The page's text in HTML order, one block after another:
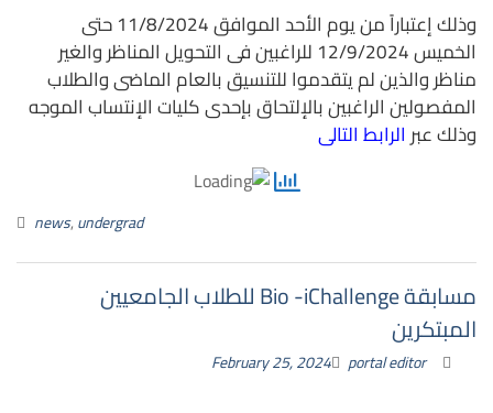
وذلك إعتباراً من يوم الأحد الموافق 11/8/2024 حتى
الخميس 12/9/2024 للراغبين فى التحويل المناظر والغير
مناظر والذين لم يتقدموا للتنسيق بالعام الماضى والطلاب
المفصولين الراغبين بالإلتحاق بإحدى كليات الإنتساب الموجه
وذلك عبرالرابط التالى
news,undergrad
مسابقة Bio -iChallenge للطلاب الجامعيين
المبتكرين
February 25, 2024 portal editor